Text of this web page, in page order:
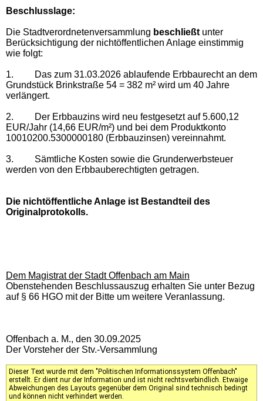
Beschlusslage:
Die Stadtverordnetenversammlung beschließt unter
Berücksichtigung der nichtöffentlichen Anlage einstimmig
wie folgt:
1.
Das zum 31.03.2026 ablaufende Erbbaurecht an dem
Grundstück Brinkstraße 54 = 382 m² wird um 40 Jahre
verlängert.
2.
Der Erbbauzins wird neu festgesetzt auf 5.600,12
EUR/Jahr (14,66 EUR/m²) und bei dem Produktkonto
10010200.5300000180 (Erbbauzinsen) vereinnahmt.
3.
Sämtliche Kosten sowie die Grunderwerbsteuer
werden von den Erbbauberechtigten getragen.
Die nichtöffentliche Anlage ist Bestandteil des
Originalprotokolls.
Dem Magistrat der Stadt Offenbach am Main
Obenstehenden Beschlussauszug erhalten Sie unter Bezug
auf § 66 HGO mit der Bitte um weitere Veranlassung.
Offenbach a. M., den 30.09.2025
Der Vorsteher der Stv.-Versammlung
Dieser Text wurde mit dem "Politischen Informationssystem Offenbach"
erstellt. Er dient nur der Information und ist nicht rechtsverbindlich. Etwaige
Abweichungen des Layouts gegenüber dem Original sind technisch bedingt
und können nicht verhindert werden.